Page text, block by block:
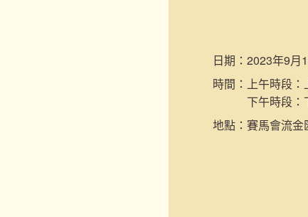
日期： 2023年9月
時間： 上午時段：
下午時段：
地點： 賽馬會流金